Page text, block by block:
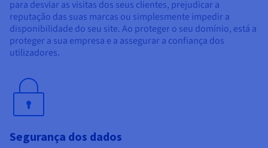
Preços
Disponibilidade por regiões
Documentação
Roadmap & Changelog
Observabilidade
Roadmap & Changelog
Roadmap & Changelog
Roadmap & Changelog
Roadmap & Changelog
para desviar as visitas dos seus clientes, prejudicar a
reputação das suas marcas ou simplesmente impedir a
disponibilidade do seu site. Ao proteger o seu domínio, está a
proteger a sua empresa e a assegurar a confiança dos
utilizadores.
Segurança dos dados